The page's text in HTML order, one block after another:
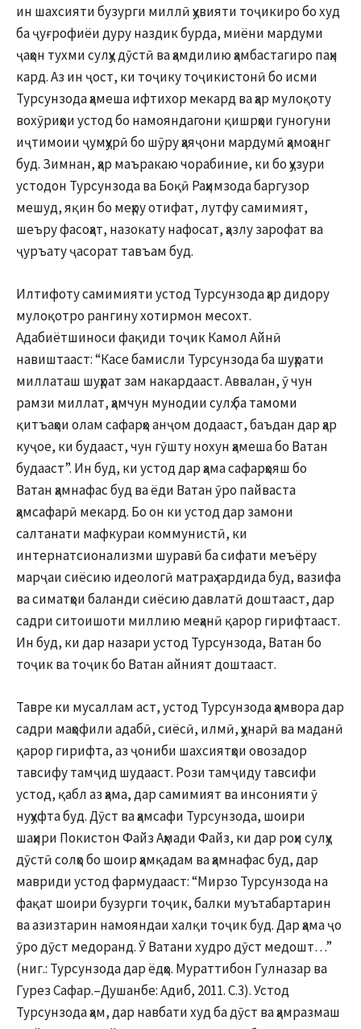
ин шахсияти бузурги миллӣ ҳувияти тоҷикиро бо худ
ба ҷуғрофиёи дуру наздик бурда, миёни мардуми
ҷаҳон тухми сулҳу дӯстӣ ва ҳамдилию ҳамбастагиро паҳн
кард. Аз ин ҷост, ки тоҷику тоҷикистонӣ бо исми
Турсунзода ҳамеша ифтихор мекард ва ҳар мулоқоту
вохӯриҳои устод бо намояндагони қишрҳои гуногуни
иҷтимоии ҷумҳурӣ бо шӯру ҳаяҷони мардумӣ ҳамоҳанг
буд. Зимнан, ҳар маъракаю чорабиние, ки бо ҳузури
устодон Турсунзода ва Боқӣ Раҳимзода баргузор
мешуд, яқин бо меҳру отифат, лутфу самимият,
шеъру фасоҳат, назокату нафосат, ҳазлу зарофат ва
ҷуръату ҷасорат тавъам буд.
Илтифоту самимияти устод Турсунзода ҳар дидору
мулоқотро рангину хотирмон месохт.
Адабиётшиноси фақиди тоҷик Камол Айнӣ
навиштааст: “Касе бамисли Турсунзода ба шуҳрати
миллаташ шуҳрат зам накардааст. Аввалан, ӯ чун
рамзи миллат, ҳамчун мунодии сулҳ ба тамоми
қитъаҳои олам сафарҳо анҷом додааст, баъдан дар ҳар
куҷое, ки будааст, чун гӯшту нохун ҳамеша бо Ватан
будааст”. Ин буд, ки устод дар ҳама сафарҳояш бо
Ватан ҳамнафас буд ва ёди Ватан ӯро пайваста
ҳамсафарӣ мекард. Бо он ки устод дар замони
салтанати мафкураи коммунистӣ, ки
интернатсионализми шуравӣ ба сифати меъёру
марҷаи сиёсию идеологӣ матраҳ гардида буд, вазифа
ва симатҳои баланди сиёсию давлатӣ доштааст, дар
садри ситоишоти миллию меҳанӣ қарор гирифтааст.
Ин буд, ки дар назари устод Турсунзода, Ватан бо
тоҷик ва тоҷик бо Ватан айният доштааст.
Тавре ки мусаллам аст, устод Турсунзода ҳамвора дар
садри маҳофили адабӣ, сиёсӣ, илмӣ, ҳунарӣ ва маданӣ
қарор гирифта, аз ҷониби шахсиятҳои овозадор
тавсифу тамҷид шудааст. Рози тамҷиду тавсифи
устод, қабл аз ҳама, дар самимият ва инсонияти ӯ
нуҳуфта буд. Дӯст ва ҳамсафи Турсунзода, шоири
шаҳири Покистон Файз Аҳмади Файз, ки дар роҳи сулҳу
дӯстӣ солҳо бо шоир ҳамқадам ва ҳамнафас буд, дар
мавриди устод фармудааст: “Мирзо Турсунзода на
фақат шоири бузурги тоҷик, балки муътабартарин
ва азизтарин намояндаи халқи тоҷик буд. Дар ҳама ҷо
ӯро дӯст медоранд. Ӯ Ватани худро дӯст медошт…”
(ниг.: Турсунзода дар ёдҳо. Мураттибон Гулназар ва
Гурез Сафар.–Душанбе: Адиб, 2011. С.3). Устод
Турсунзода ҳам, дар навбати худ ба дӯст ва ҳамразмаш